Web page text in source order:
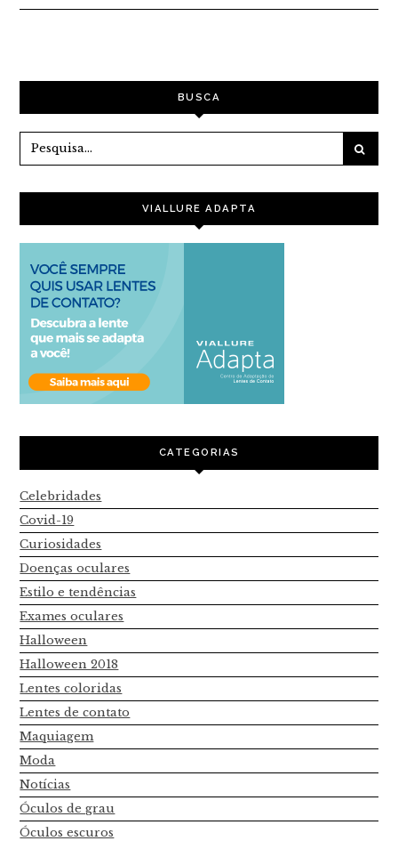
BUSCA
VIALLURE ADAPTA
CATEGORIAS
Celebridades
Covid-19
Curiosidades
Doenças oculares
Estilo e tendências
Exames oculares
Halloween
Halloween 2018
Lentes coloridas
Lentes de contato
Maquiagem
Moda
Notícias
Óculos de grau
Óculos escuros